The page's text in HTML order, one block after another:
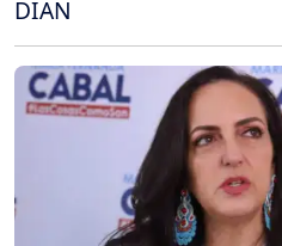
DIAN